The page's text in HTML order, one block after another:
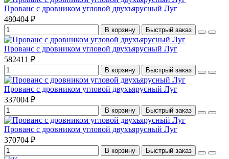
Прованс с дровником угловой двухъярусный Луг
480404 ₽
В корзину Быстрый заказ
Прованс с дровником угловой двухъярусный Луг
582411 ₽
В корзину Быстрый заказ
Прованс с дровником угловой двухъярусный Луг
337004 ₽
В корзину Быстрый заказ
Прованс с дровником угловой двухъярусный Луг
370704 ₽
В корзину Быстрый заказ